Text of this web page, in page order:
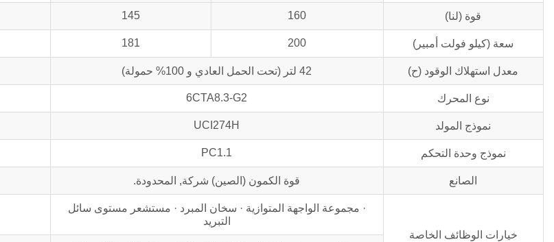
قوة (لنا) 160
145
سعة (كيلو فولت أمبير) 200
181
معدل استهلاك الوقود (ح) 42 لتر (تحت الحمل العادي و 100% حمولة)
نوع المحرك 6CTA8.3-G2
نموذج المولد UCI274H
نموذج وحدة التحكم PC1.1
الصانع قوة الكمون (الصين) شركة, المحدودة.
خيارات الوظائف الخاصة
· مجموعة الواجهة المتوازية · سخان المبرد · مستشعر مستوى سائل
التبريد